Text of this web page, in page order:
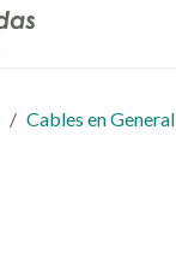
Cables en General